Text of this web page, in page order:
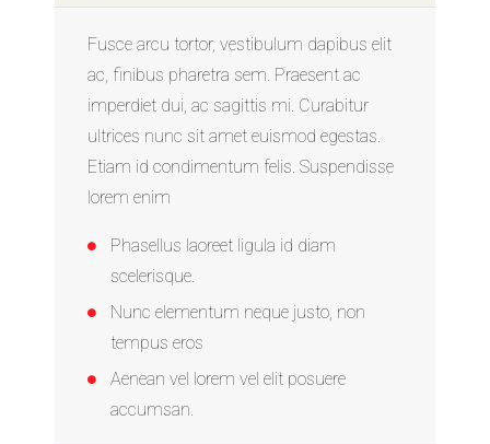
Fusce arcu tortor, vestibulum dapibus elit
ac, finibus pharetra sem. Praesent ac
imperdiet dui, ac sagittis mi. Curabitur
ultrices nunc sit amet euismod egestas.
Etiam id condimentum felis. Suspendisse
lorem enim
Phasellus laoreet ligula id diam
scelerisque.
Nunc elementum neque justo, non
tempus eros
Aenean vel lorem vel elit posuere
accumsan.